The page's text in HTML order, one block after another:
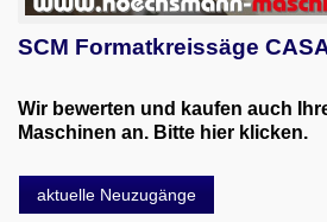
SCM Formatkreissäge
Wir bewerten und kaufen auch
Maschinen an. Bitte hier klicken.
aktuelle Neuzugänge